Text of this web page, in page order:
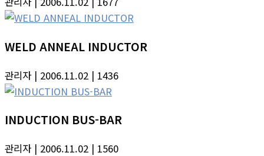
WELD ANNEAL INDUCTOR
관리자 | 2006.11.02 | 1436
INDUCTION BUS-BAR
관리자 | 2006.11.02 | 1560